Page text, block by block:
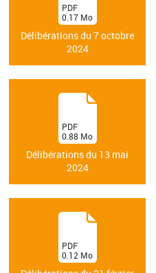
Délibérations du 7 octobre
2024
(PDF
0.17 Mo
)
Délibérations du 13 mai
2024
(PDF
0.88 Mo
)
(PDF
0.12 Mo
)